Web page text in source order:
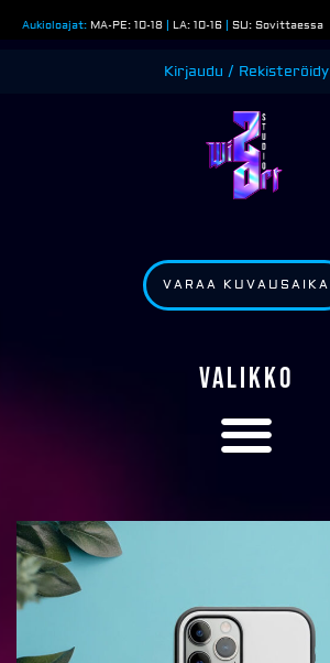
sisältöön
Aukioloajat: MA-PE: 10-18 | LA: 10-16 | SU: Sovittaessa
Kirjaudu / Rekisteröidy
VARAA KUVAUSAIKA
VALIKKO